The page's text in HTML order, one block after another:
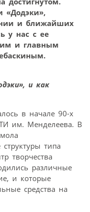
«Додэки»,
и ближайших
у нас с ее
и главным
и как
в начале 90-х
им. Менделеева. В
типа
творчества
различные
и которые
средства на